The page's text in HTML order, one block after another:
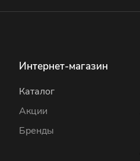
Интернет-магазин
Каталог
Акции
Бренды